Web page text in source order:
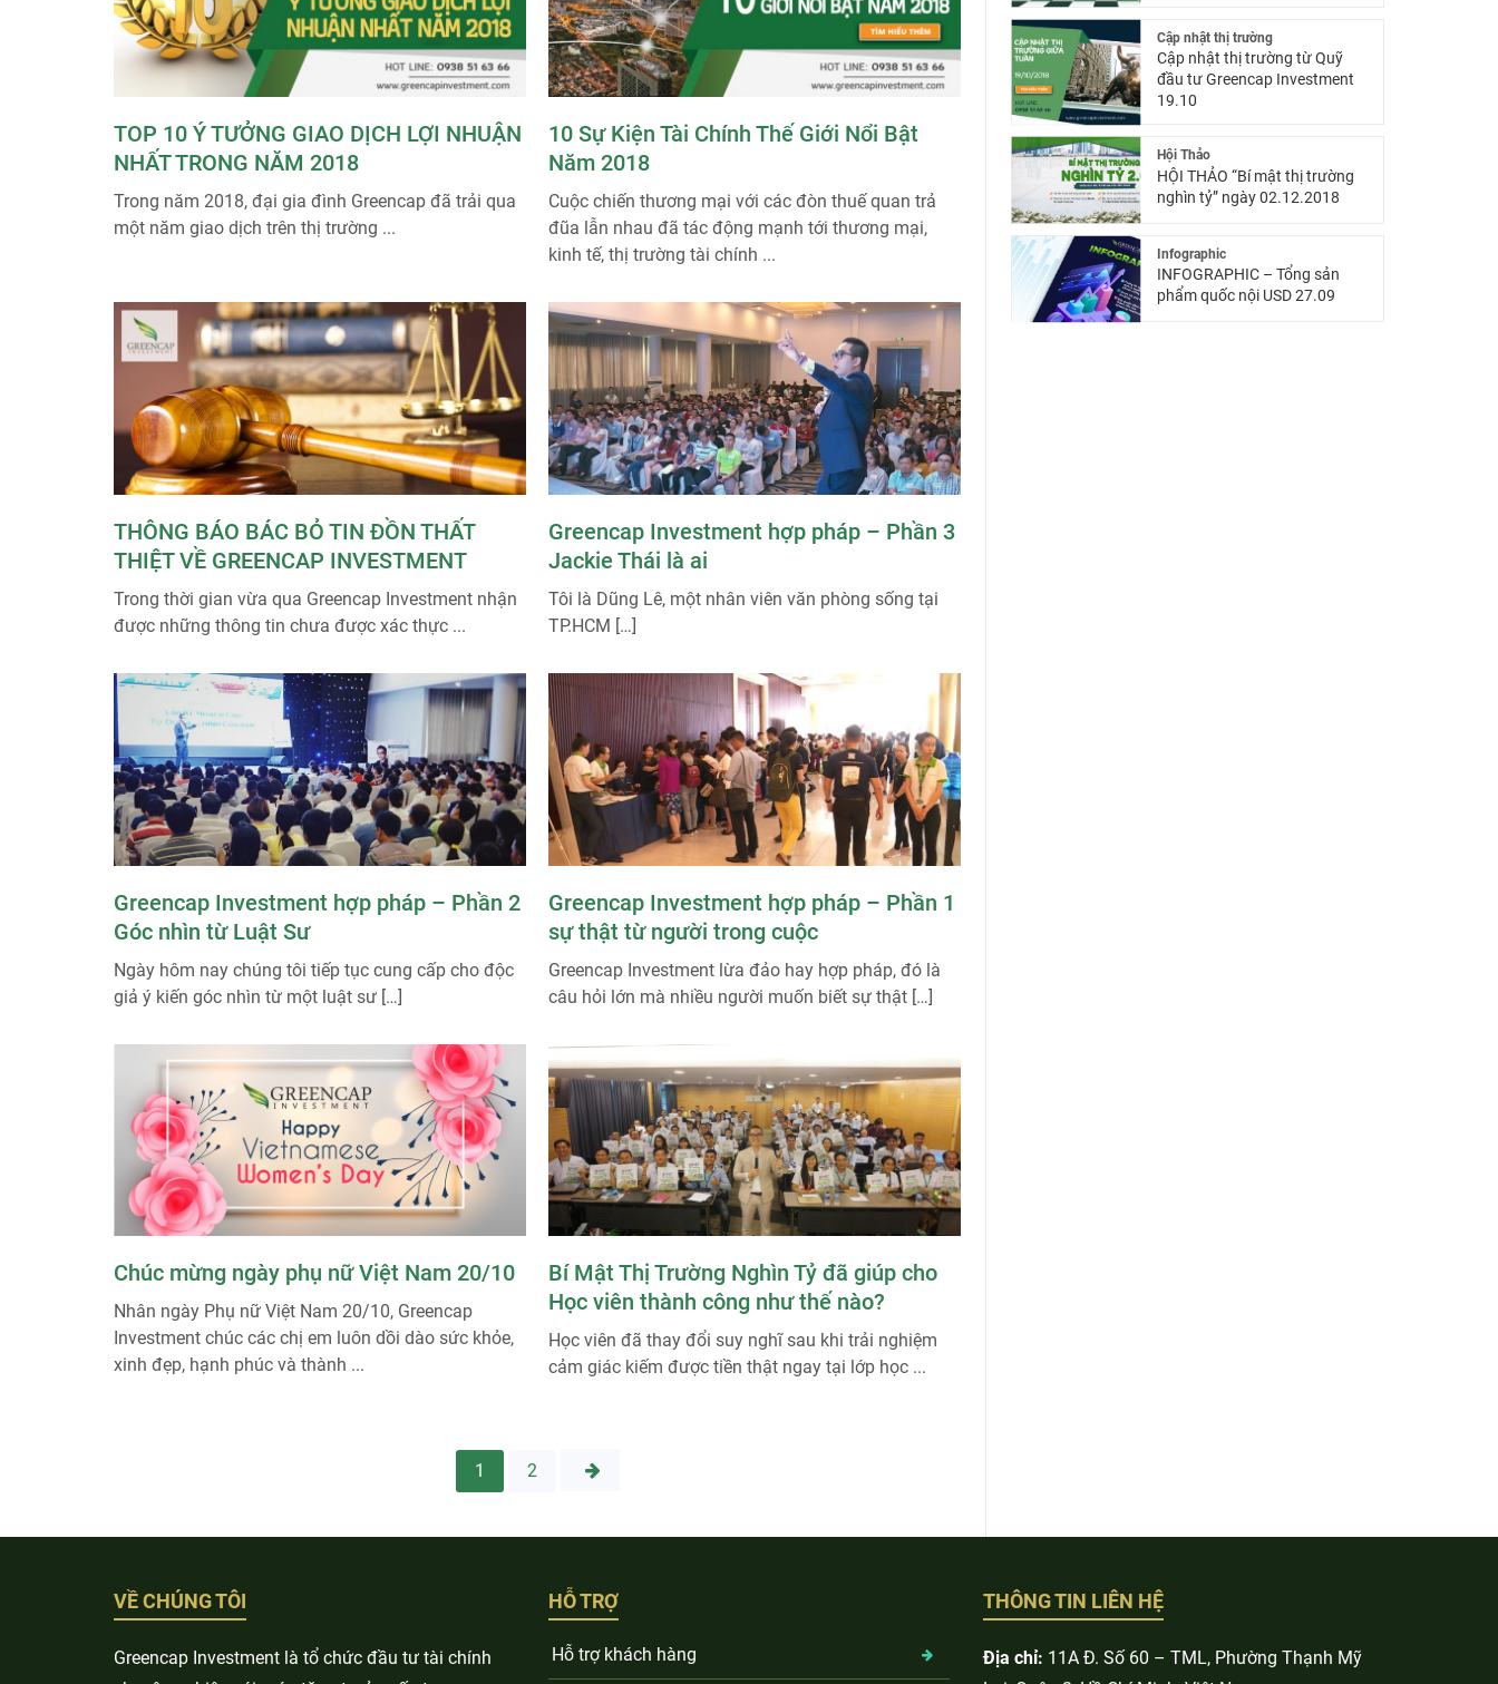
TOP 10 Ý TƯỞNG GIAO DỊCH LỢI NHUẬN
NHẤT TRONG NĂM 2018
Trong năm 2018, đại gia đình Greencap đã trải qua
một năm giao dịch trên thị trường ...
10 Sự Kiện Tài Chính Thế Giới Nổi Bật
Năm 2018
Cuộc chiến thương mại với các đòn thuế quan trả
đũa lẫn nhau đã tác động mạnh tới thương mại,
kinh tế, thị trường tài chính ...
THÔNG BÁO BÁC BỎ TIN ĐỒN THẤT
THIỆT VỀ GREENCAP INVESTMENT
Trong thời gian vừa qua Greencap Investment nhận
được những thông tin chưa được xác thực ...
Greencap Investment hợp pháp – Phần 3
Jackie Thái là ai
Tôi là Dũng Lê, một nhân viên văn phòng sống tại
TP.HCM […]
Greencap Investment hợp pháp – Phần 2
Góc nhìn từ Luật Sư
Ngày hôm nay chúng tôi tiếp tục cung cấp cho độc
giả ý kiến góc nhìn từ một luật sư […]
Greencap Investment hợp pháp – Phần 1
sự thật từ người trong cuộc
Greencap Investment lừa đảo hay hợp pháp, đó là
câu hỏi lớn mà nhiều người muốn biết sự thật […]
Chúc mừng ngày phụ nữ Việt Nam 20/10
Nhân ngày Phụ nữ Việt Nam 20/10, Greencap
Investment chúc các chị em luôn dồi dào sức khỏe,
xinh đẹp, hạnh phúc và thành ...
Bí Mật Thị Trường Nghìn Tỷ đã giúp cho
Học viên thành công như thế nào?
Học viên đã thay đổi suy nghĩ sau khi trải nghiệm
cảm giác kiếm được tiền thật ngay tại lớp học ...
viết
1 2
Cập nhật thị trường
Cập nhật thị trường từ Quỹ
đầu tư Greencap Investment
19.10
Hội Thảo
HỘI THẢO “Bí mật thị trường
nghìn tỷ” ngày 02.12.2018
Infographic
INFOGRAPHIC – Tổng sản
phẩm quốc nội USD 27.09
VỀ CHÚNG TÔI
Greencap Investment là tổ chức đầu tư tài chính
HỖ TRỢ
Hỗ trợ khách hàng
THÔNG TIN LIÊN HỆ
Địa chỉ: 11A Đ. Số 60 – TML, Phường Thạnh Mỹ